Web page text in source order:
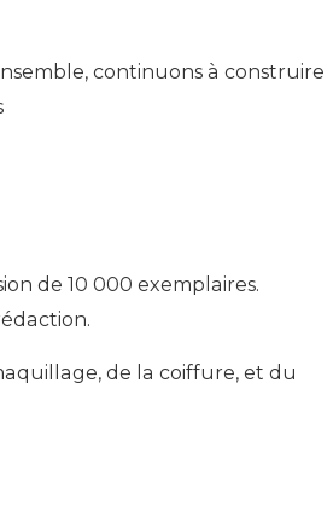
continuons à construire
de 10 000 exemplaires.
de la coiffure, et du